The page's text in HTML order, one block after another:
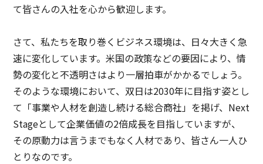
て皆さんの入社を心から歓迎します。
さて、私たちを取り巻くビジネス環境は、日々大きく急
速に変化しています。米国の政策などの要因により、情
勢の変化と不透明さはより一層拍車がかかるでしょう。
そのような環境において、双日は2030年に目指す姿とし
て「事業や人材を創造し続ける総合商社」を掲げ、Next
Stageとして企業価値の2倍成長を目指していますが、
その原動力は言うまでもなく人材であり、皆さん一人ひ
とりなのです。